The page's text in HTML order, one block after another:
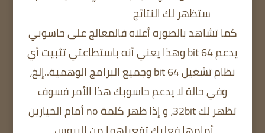
ستظهر لك النتائج
كما تشاهد بالصوره أعلاه فالمعالج على حاسوبي
يدعم 64 bit وهذا يعني أنه باستطاعتي تثبيت أي
نظام تشغيل 64 bit وجميع البرامج الوهمية..إلخ،
وفي حالة لا يدعم حاسوبك هذا الأمر فسوف
تظهر لك 32bit، و إذا ظهر كلمة no أمام الخيارين